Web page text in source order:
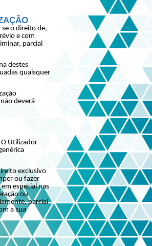
se o direito de,
e com
parcial
destes
quaisquer
deverá
Utilizador
exclusivo
ou fazer
especial nas
ou
parcial
a sua